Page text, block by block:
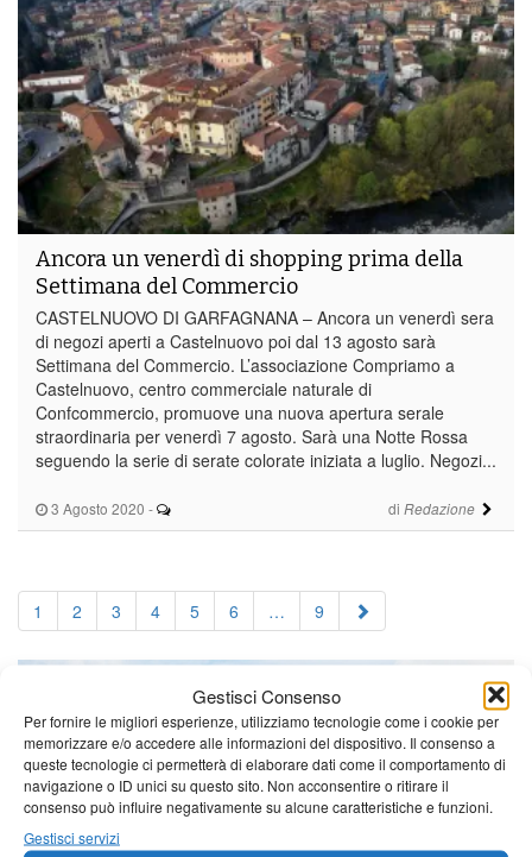
Gestisci Consenso
Per fornire le migliori esperienze, utilizziamo tecnologie come i cookie per
memorizzare e/o accedere alle informazioni del dispositivo. Il consenso a
queste tecnologie ci permetterà di elaborare dati come il comportamento di
navigazione o ID unici su questo sito. Non acconsentire o ritirare il
consenso può influire negativamente su alcune caratteristiche e funzioni.
Gestisci servizi
3 Agosto 2020 - di Redazione
Ancora un venerdì di shopping prima della
Settimana del Commercio
CASTELNUOVO DI GARFAGNANA – Ancora un venerdì sera
di negozi aperti a Castelnuovo poi dal 13 agosto sarà
Settimana del Commercio. L’associazione Compriamo a
Castelnuovo, centro commerciale naturale di
Confcommercio, promuove una nuova apertura serale
straordinaria per venerdì 7 agosto. Sarà una Notte Rossa
seguendo la serie di serate colorate iniziata a luglio. Negozi...
1 2 3 4 5 6 … 9